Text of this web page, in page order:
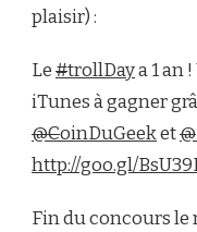
plaisir) :
Le#trollDaya 1 an
iTunes à gagner
@CoinDuGeeket@
http://goo.gl/
Fin du concours le